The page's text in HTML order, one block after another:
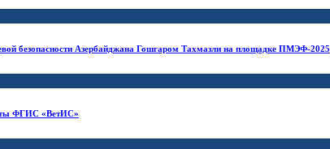
безопасности Азербайджана Гошгаром Тахмазли на площадке ПМЭФ-2025
ФГИС «ВетИС»